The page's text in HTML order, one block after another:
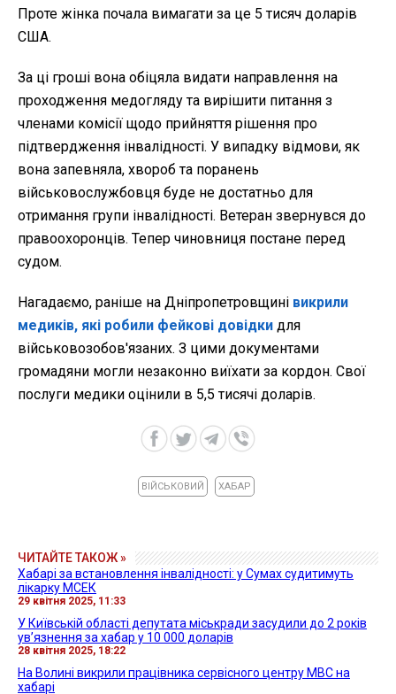
Проте жінка почала вимагати за це 5 тисяч доларів
США.
За ці гроші вона обіцяла видати направлення на
проходження медогляду та вирішити питання з
членами комісії щодо прийняття рішення про
підтвердження інвалідності. У випадку відмови, як
вона запевняла, хвороб та поранень
військовослужбовця буде не достатньо для
отримання групи інвалідності. Ветеран звернувся до
правоохоронців. Тепер чиновниця постане перед
судом.
Нагадаємо, раніше на Дніпропетровщині викрили
медиків, які робили фейкові довідки для
військовозобов'язаних. З цими документами
громадяни могли незаконно виїхати за кордон. Свої
послуги медики оцінили в 5,5 тисячі доларів.
ВІЙСЬКОВИЙ ХАБАР
ЧИТАЙТЕ ТАКОЖ »
Хабарі за встановлення інвалідності: у Сумах судитимуть
лікарку МСЕК
29 квітня 2025, 11:33
У Київській області депутата міськради засудили до 2 років
ув’язнення за хабар у 10 000 доларів
28 квітня 2025, 18:22
На Волині викрили працівника сервісного центру МВС на
хабарі